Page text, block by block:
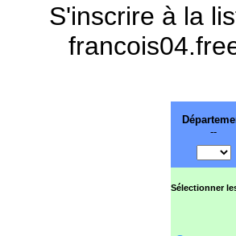
S'inscrire à la
--
Sélectionner